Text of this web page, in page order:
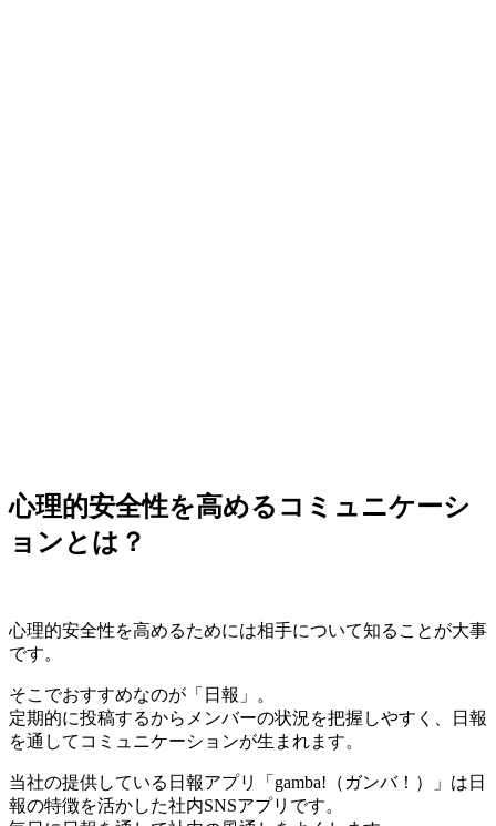
心理的安全性を高めるコミュニケーシ
ョンとは？
心理的安全性を高めるためには相手について知ることが大事
です。
そこでおすすめなのが「日報」。
定期的に投稿するからメンバーの状況を把握しやすく、日報
を通してコミュニケーションが生まれます。
当社の提供している日報アプリ「gamba!（ガンバ！）」は日
報の特徴を活かした社内SNSアプリです。